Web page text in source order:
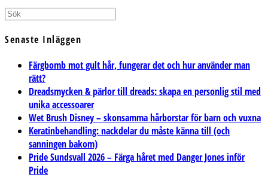
Senaste Inläggen
Färgbomb mot gult hår, fungerar det och hur använder man
rätt?
Dreadsmycken & pärlor till dreads: skapa en personlig stil med
unika accessoarer
Wet Brush Disney – skonsamma hårborstar för barn och vuxna
Keratinbehandling: nackdelar du måste känna till (och
sanningen bakom)
Pride Sundsvall 2026 – Färga håret med Danger Jones inför
Pride